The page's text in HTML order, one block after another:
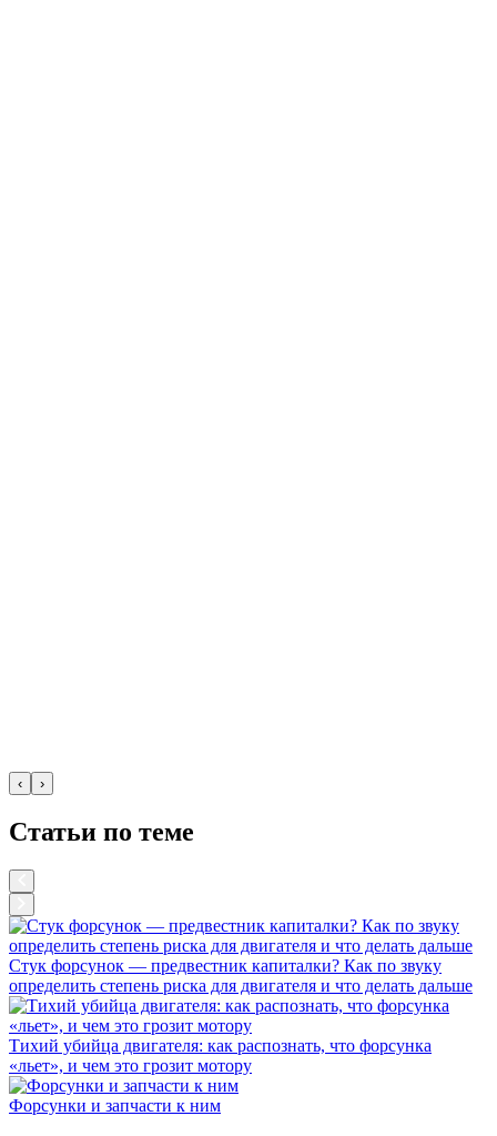
‹ ›
Статьи по теме
Стук форсунок — предвестник капиталки? Как по звуку
определить степень риска для двигателя и что делать дальше
Тихий убийца двигателя: как распознать, что форсунка
«льет», и чем это грозит мотору
Форсунки и запчасти к ним